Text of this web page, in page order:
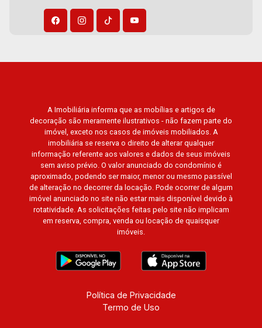
A Imobiliária informa que as mobílias e artigos de
decoração são meramente ilustrativos - não fazem parte do
imóvel, exceto nos casos de imóveis mobiliados. A
imobiliária se reserva o direito de alterar qualquer
informação referente aos valores e dados de seus imóveis
sem aviso prévio. O valor anunciado do condomínio é
aproximado, podendo ser maior, menor ou mesmo passível
de alteração no decorrer da locação. Pode ocorrer de algum
imóvel anunciado no site não estar mais disponível devido à
rotatividade. As solicitações feitas pelo site não implicam
em reserva, compra, venda ou locação de quaisquer
imóveis.
Política de Privacidade
Termo de Uso